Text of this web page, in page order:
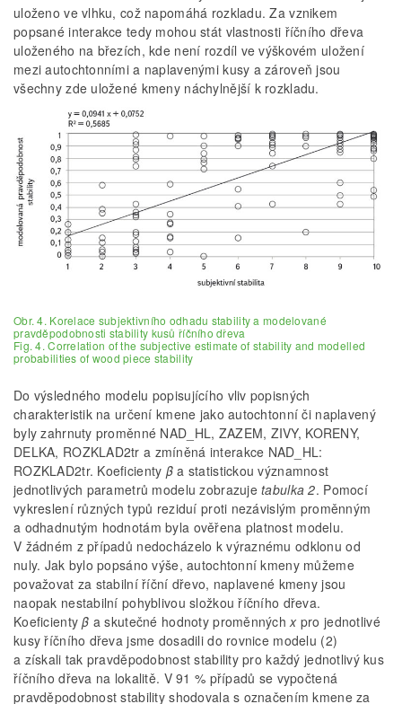
uloženo ve vlhku, což napomáhá rozkladu. Za vznikem
popsané interakce tedy mohou stát vlastnosti říčního dřeva
uloženého na březích, kde není rozdíl ve výškovém uložení
mezi autochtonními a naplavenými kusy a zároveň jsou
všechny zde uložené kmeny náchylnější k rozkladu.
Obr. 4. Korelace subjektivního odhadu stability a modelované
pravděpodobnosti stability kusů říčního dřeva
Fig. 4. Correlation of the subjective estimate of stability and modelled
probabilities of wood piece stability
Do výsledného modelu popisujícího vliv popisných
charakteristik na určení kmene jako autochtonní či naplavený
byly zahrnuty proměnné NAD_HL, ZAZEM, ZIVY, KORENY,
DELKA, ROZKLAD2tr a zmíněná interakce NAD_HL:
ROZKLAD2tr. Koeficienty β a statistickou významnost
jednotlivých parametrů modelu zobrazujetabulka 2. Pomocí
vykreslení různých typů reziduí proti nezávislým proměnným
a odhadnutým hodnotám byla ověřena platnost modelu.
V žádném z případů nedocházelo k výraznému odklonu od
nuly. Jak bylo popsáno výše, autochtonní kmeny můžeme
považovat za stabilní říční dřevo, naplavené kmeny jsou
naopak nestabilní pohyblivou složkou říčního dřeva.
Koeficientyβ a skutečné hodnoty proměnnýchx pro jednotlivé
kusy říčního dřeva jsme dosadili do rovnice modelu (2)
a získali tak pravděpodobnost stability pro každý jednotlivý kus
říčního dřeva na lokalitě. V 91 % případů se vypočtená
pravděpodobnost stability shodovala s označením kmene za